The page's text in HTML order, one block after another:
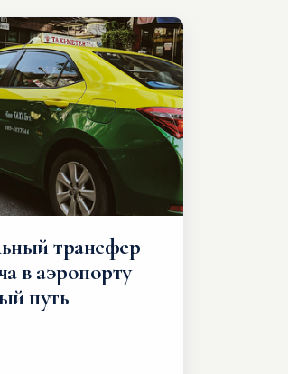
трансфер
в аэропорту
путь